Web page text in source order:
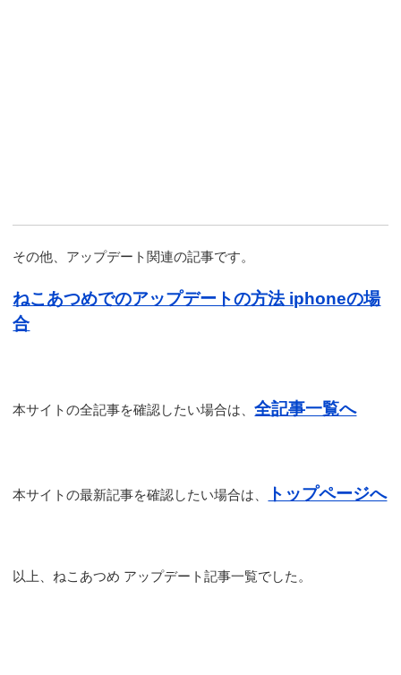
その他、アップデート関連の記事です。
ねこあつめでのアップデートの方法 iphoneの場
合
本サイトの全記事を確認したい場合は、全記事一覧へ
本サイトの最新記事を確認したい場合は、 トップページへ
以上、ねこあつめ アップデート記事一覧でした。